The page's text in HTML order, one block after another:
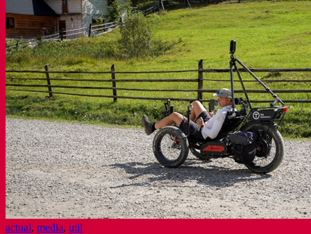
actual, media, util